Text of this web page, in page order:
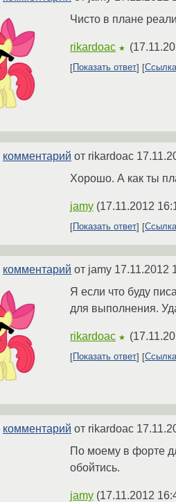
Чисто в плане
rikardoac ★ (
Показать ответ
Ссылка
комментарий от rikardoac
Хорошо. А как ты
jamy (17.11.2012
Показать ответ Ссылка
комментарий от jamy 17.11.2012
Я если что буду
для выполнения.
rikardoac ★ (
Показать ответ
Ссылка
комментарий от rikardoac
По моему в форте
обойтись.
jamy (17.11.2012